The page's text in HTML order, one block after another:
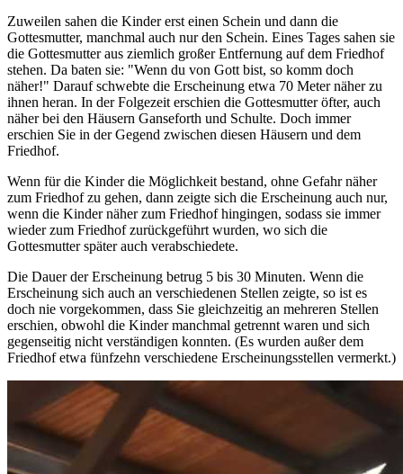
Zuweilen sahen die Kinder erst einen Schein und dann die
Gottesmutter, manchmal auch nur den Schein. Eines Tages sahen sie
die Gottesmutter aus ziemlich großer Entfernung auf dem Friedhof
stehen. Da baten sie: "Wenn du von Gott bist, so komm doch
näher!" Darauf schwebte die Erscheinung etwa 70 Meter näher zu
ihnen heran. In der Folgezeit erschien die Gottesmutter öfter, auch
näher bei den Häusern Ganseforth und Schulte. Doch immer
erschien Sie in der Gegend zwischen diesen Häusern und dem
Friedhof.
Wenn für die Kinder die Möglichkeit bestand, ohne Gefahr näher
zum Friedhof zu gehen, dann zeigte sich die Erscheinung auch nur,
wenn die Kinder näher zum Friedhof hingingen, sodass sie immer
wieder zum Friedhof zurückgeführt wurden, wo sich die
Gottesmutter später auch verabschiedete.
Die Dauer der Erscheinung betrug 5 bis 30 Minuten. Wenn die
Erscheinung sich auch an verschiedenen Stellen zeigte, so ist es
doch nie vorgekommen, dass Sie gleichzeitig an mehreren Stellen
erschien, obwohl die Kinder manchmal getrennt waren und sich
gegenseitig nicht verständigen konnten. (Es wurden außer dem
Friedhof etwa fünfzehn verschiedene Erscheinungsstellen vermerkt.)